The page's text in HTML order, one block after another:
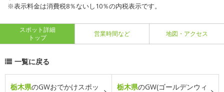
※表示料金は消費税8％ないし10％の内税表示です。
スポット詳細
トップ
営業時間など 地図・アクセス
一覧に戻る
栃木県のGWおでかけスポッ
栃木県のGW(ゴールデンウィ